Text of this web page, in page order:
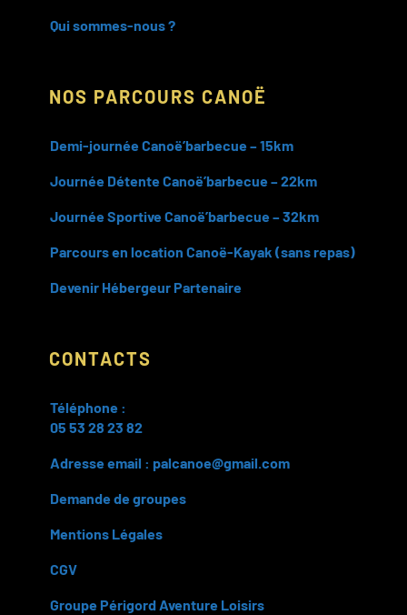
Qui sommes-nous ?
NOS PARCOURS CANOË
Demi-journée Canoë’barbecue – 15km
Journée Détente Canoë’barbecue – 22km
Journée Sportive Canoë’barbecue – 32km
Parcours en location Canoë-Kayak (sans repas)
Devenir Hébergeur Partenaire
CONTACTS
Téléphone :
05 53 28 23 82
Adresse email : palcanoe@gmail.com
Demande de groupes
Mentions Légales
CGV
Groupe Périgord Aventure Loisirs